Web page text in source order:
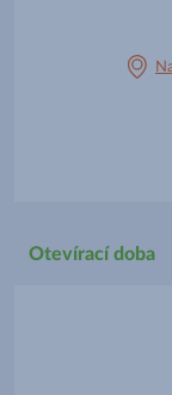
Otevírací doba